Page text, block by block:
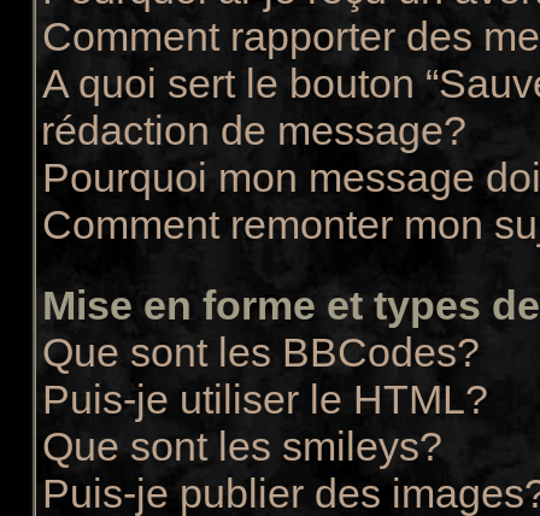
Comment rapporter des
A quoi sert le bouton
rédaction de message?
Pourquoi mon message
Comment remonter mon
Mise en forme et types
Que sont les BBCodes?
Puis-je utiliser le HTML?
Que sont les smileys?
Puis-je publier des